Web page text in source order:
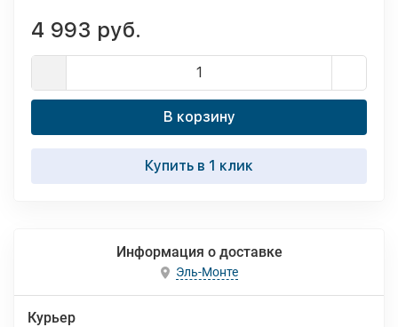
4 993 руб.
В корзину
Купить в 1 клик
Информация о доставке
Эль-Монте
Курьер